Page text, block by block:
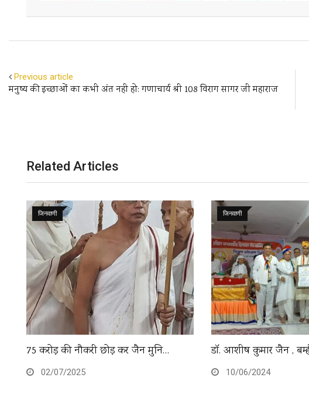
Previous article
मनुष्य की इच्छाओं का कभी अंत नही हो: गणाचार्य श्री 108 विराग सागर जी महाराज
Related Articles
जिनवाणी
75 करोड़ की नौकरी छोड़ कर जैन मुनि…
02/07/2025
जिनवाणी
डॉ. आशीष कुमार जैन ,
10/06/2024